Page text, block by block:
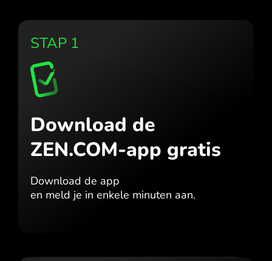
STAP 1
Download de
ZEN.COM-app gratis
Download de app
en meld je in enkele minuten aan.